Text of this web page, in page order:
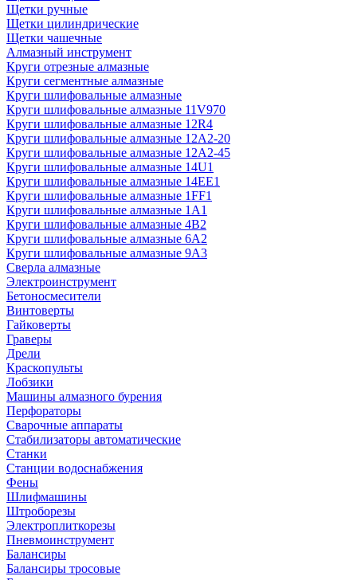
Щетки ручные
Щетки цилиндрические
Щетки чашечные
Алмазный инструмент
Круги отрезные алмазные
Круги сегментные алмазные
Круги шлифовальные алмазные
Круги шлифовальные алмазные 11V970
Круги шлифовальные алмазные 12R4
Круги шлифовальные алмазные 12А2-20
Круги шлифовальные алмазные 12А2-45
Круги шлифовальные алмазные 14U1
Круги шлифовальные алмазные 14ЕЕ1
Круги шлифовальные алмазные 1FF1
Круги шлифовальные алмазные 1А1
Круги шлифовальные алмазные 4В2
Круги шлифовальные алмазные 6A2
Круги шлифовальные алмазные 9А3
Сверла алмазные
Электроинструмент
Бетоносмесители
Винтоверты
Гайковерты
Граверы
Дрели
Краскопульты
Лобзики
Машины алмазного бурения
Перфораторы
Сварочные аппараты
Стабилизаторы автоматические
Станки
Станции водоснабжения
Фены
Шлифмашины
Штроборезы
Электроплиткорезы
Пневмоинструмент
Балансиры
Балансиры тросовые